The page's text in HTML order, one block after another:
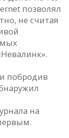
позволял
не считая
побродив
на